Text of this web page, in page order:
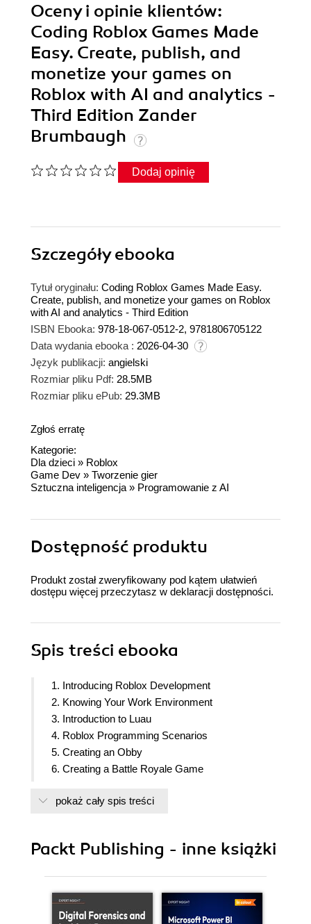
Oceny i opinie klientów:
Coding Roblox Games Made
Easy. Create, publish, and
monetize your games on
Roblox with AI and analytics -
Third Edition Zander
Brumbaugh
Dodaj opinię
Szczegółyebooka
Tytuł oryginału: Coding Roblox Games Made Easy.
Create, publish, and monetize your games on Roblox
with AI and analytics - Third Edition
ISBN Ebooka: 978-18-067-0512-2, 9781806705122
Data wydania ebooka : 2026-04-30
Język publikacji: angielski
Rozmiar pliku Pdf: 28.5MB
Rozmiar pliku ePub: 29.3MB
Zgłoś erratę
Kategorie:
Dla dzieci » Roblox
Game Dev » Tworzenie gier
Sztuczna inteligencja » Programowanie z AI
Dostępność produktu
Produkt został zweryfikowany pod kątem ułatwień
dostępu więcej przeczytasz w deklaracji dostępności.
Spis treści ebooka
1. Introducing Roblox Development
2. Knowing Your Work Environment
3. Introduction to Luau
4. Roblox Programming Scenarios
5. Creating an Obby
6. Creating a Battle Royale Game
8. The Three Ms
pokaż cały spis treści
Packt Publishing - inne książki